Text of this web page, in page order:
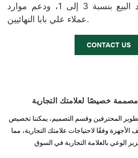
للمنتج، ودعم ما بعد البيع بنسبة 3 إلى 1، ودعم موارد
عملاء علي بابا النهائيين.
CONTACT US
خصيصًا لعلامتك التجارية
المحترفين وقسم التصميم، يمكننا تخصيص
الأجهزة وفقًا لاحتياجات علامتك التجارية، مما